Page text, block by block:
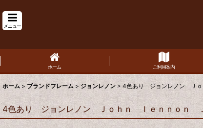
メニュー
ホーム ご利用案内
ホーム > ブランドフレーム > ジョンレノン > 4色あり ジョンレノン Ｊ
4色あり ジョンレノン Ｊｏｈｎ ｌｅｎｎｏｎ